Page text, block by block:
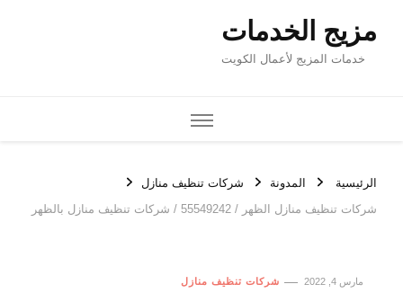
مزيج الخدمات
خدمات المزيج لأعمال الكويت
الرئيسية المدونة
شركات تنظيف منازل
شركات تنظيف منازل الظهر / 55549242 / شركات تنظيف منازل بالظهر
مارس 4, 2022 شركات تنظيف منازل